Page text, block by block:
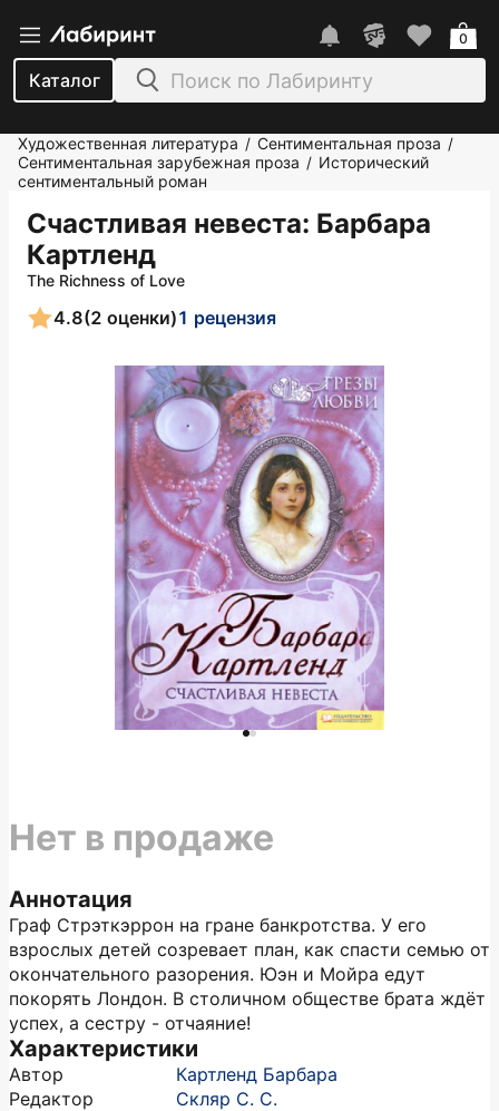
Каталог
0
Художественная литература / Сентиментальная проза /
Сентиментальная зарубежная проза / Исторический
сентиментальный роман
Счастливая невеста: Барбара
Картленд
The Richness of Love
4.8(2 оценки)1 рецензия
Аннотация
Граф Стрэткэррон на гране банкротства. У его
взрослых детей созревает план, как спасти семью от
окончательного разорения. Юэн и Мойра едут
покорять Лондон. В столичном обществе брата ждёт
успех, а сестру - отчаяние!
Характеристики
Автор
Картленд Барбара
Редактор
Скляр С. С.
Нет в продаже